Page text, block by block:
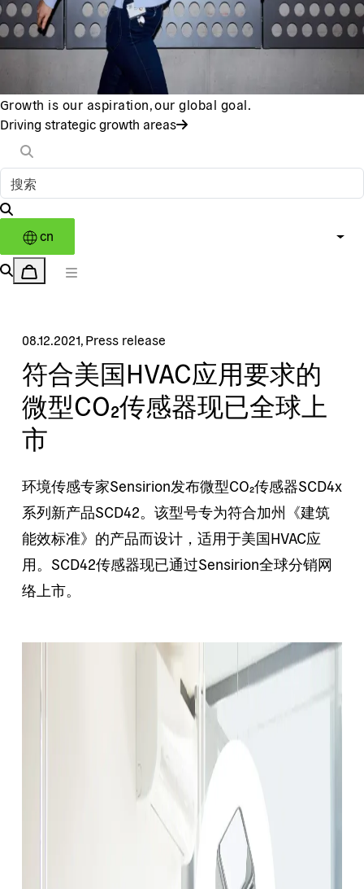
Growth is our aspiration, our global goal.
Driving strategic growth areas
cn
08.12.2021, Press release
符合美国HVAC应用要求的
微型CO₂传感器现已全球上
市
环境传感专家Sensirion发布微型CO₂传感器SCD4x
系列新产品SCD42。该型号专为符合加州《建筑
能效标准》的产品而设计，适用于美国HVAC应
用。SCD42传感器现已通过Sensirion全球分销网
络上市。